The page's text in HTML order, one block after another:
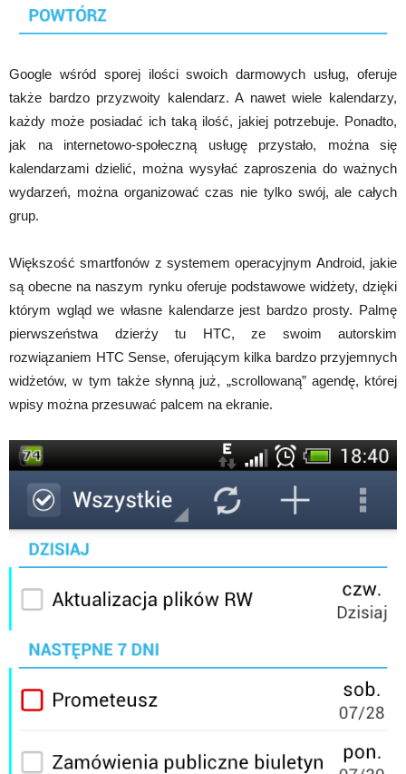
Google wśród sporej ilości swoich darmowych usług, oferuje
także bardzo przyzwoity kalendarz. A nawet wiele kalendarzy,
każdy może posiadać ich taką ilość, jakiej potrzebuje. Ponadto,
jak na internetowo-społeczną usługę przystało, można się
kalendarzami dzielić, można wysyłać zaproszenia do ważnych
wydarzeń, można organizować czas nie tylko swój, ale całych
grup.
Większość smartfonów z systemem operacyjnym Android, jakie
są obecne na naszym rynku oferuje podstawowe widżety, dzięki
którym wgląd we własne kalendarze jest bardzo prosty. Palmę
pierwszeństwa dzierży tu HTC, ze swoim autorskim
rozwiązaniem HTC Sense, oferującym kilka bardzo przyjemnych
widżetów, w tym także słynną już, „scrollowaną” agendę, której
wpisy można przesuwać palcem na ekranie.